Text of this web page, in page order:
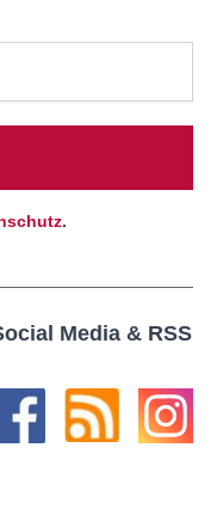
.
Media & RSS